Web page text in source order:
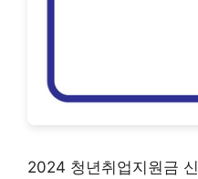
2024 청년취업지원금